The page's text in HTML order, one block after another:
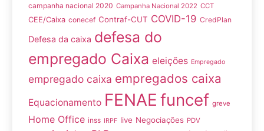
campanha nacional 2020 Campanha Nacional 2022 CCT
CEE/Caixa conecef Contraf-CUT COVID-19 CredPlan
Defesa da caixa defesa do
empregado Caixa eleições Empregado
empregado caixa empregados caixa
Equacionamento FENAE funcef greve
Home Office inss IRPF live Negociações PDV